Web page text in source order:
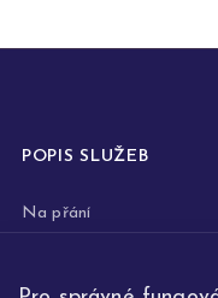
POPIS SLUŽEB
Na přání